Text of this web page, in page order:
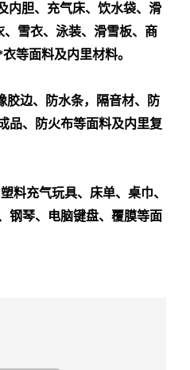
内胆、充气床、饮水袋、滑
、雪衣、泳装、滑雪板、商
等面料及内里材料。
胶边、防水条，隔音材、防
品、防火布等面料及内里复
料充气玩具、床单、桌巾、
钢琴、电脑键盘、覆膜等面